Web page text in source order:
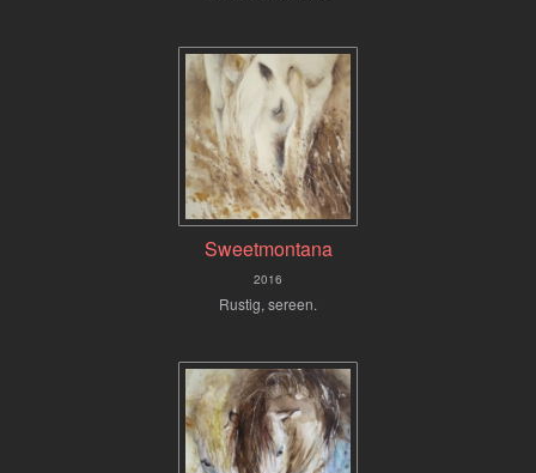
Sweetmontana
2016
Rustig, sereen.